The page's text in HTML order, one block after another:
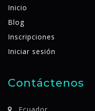
Inicio
Blog
Inscripciones
Iniciar sesión
Contáctenos